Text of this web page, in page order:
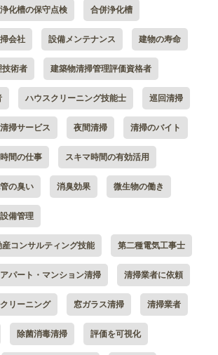
浄化槽の保守点検 合併浄化槽
会社 設備メンテナンス 建物の寿命
技術者 建築物清掃管理評価資格者
ハウスクリーニング技能士 巡回清掃
清掃サービス 夜間清掃 清掃のバイト
間の仕事 スキマ時間の有効活用
の臭い 消臭効果 微生物の働き
設備管理
コンサルティング技能 第二種電気工事士
アパート・マンション清掃 清掃業者に依頼
リーニング 窓ガラス清掃 清掃業者
除菌消毒清掃 評価を可視化